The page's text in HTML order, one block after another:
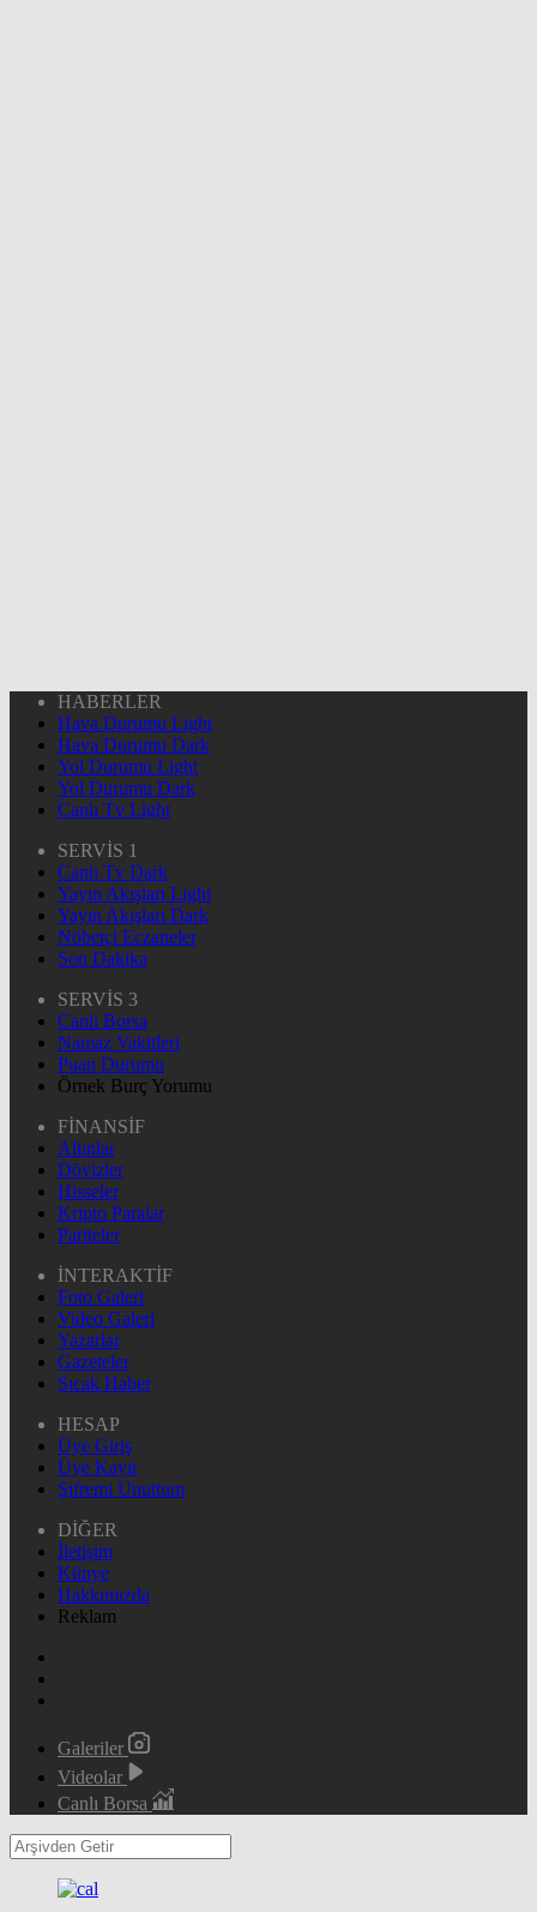
HABERLER
Hava Durumu Light
Hava Durumu Dark
Yol Durumu Light
Yol Durumu Dark
Canlı Tv Light
SERVİS 1
Canlı Tv Dark
Yayın Akışları Light
Yayın Akışları Dark
Nöbetçi Eczaneler
Son Dakika
SERVİS 3
Canlı Borsa
Namaz Vakitleri
Puan Durumu
Örnek Burç Yorumu
FİNANSİF
Altınlar
Dövizler
Hisseler
Kripto Paralar
Pariteler
İNTERAKTİF
Foto Galeri
Video Galeri
Yazarlar
Gazeteler
Sıcak Haber
HESAP
Üye Giriş
Üye Kayıt
Şifremi Unuttum
DİĞER
İletişim
Künye
Hakkımızda
Reklam
Galeriler
Videolar
Canlı Borsa